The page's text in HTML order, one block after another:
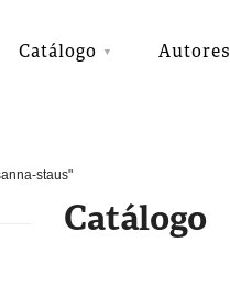
Catálogo Autores
staus"
Catálogo